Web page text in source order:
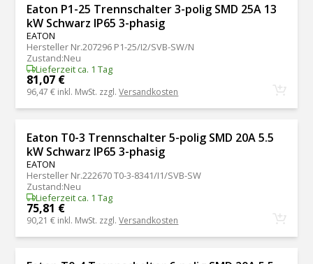
Eaton P1-25 Trennschalter 3-polig SMD 25A 13
kW Schwarz IP65 3-phasig
EATON
Hersteller Nr.207296 P1-25/I2/SVB-SW/N
Zustand:Neu
Lieferzeit ca. 1 Tag
81,07 €
96,47 € inkl. MwSt. zzgl.Versandkosten
Eaton T0-3 Trennschalter 5-polig SMD 20A 5.5
kW Schwarz IP65 3-phasig
EATON
Hersteller Nr.222670 T0-3-8341/I1/SVB-SW
Zustand:Neu
Lieferzeit ca. 1 Tag
75,81 €
90,21 € inkl. MwSt. zzgl.Versandkosten